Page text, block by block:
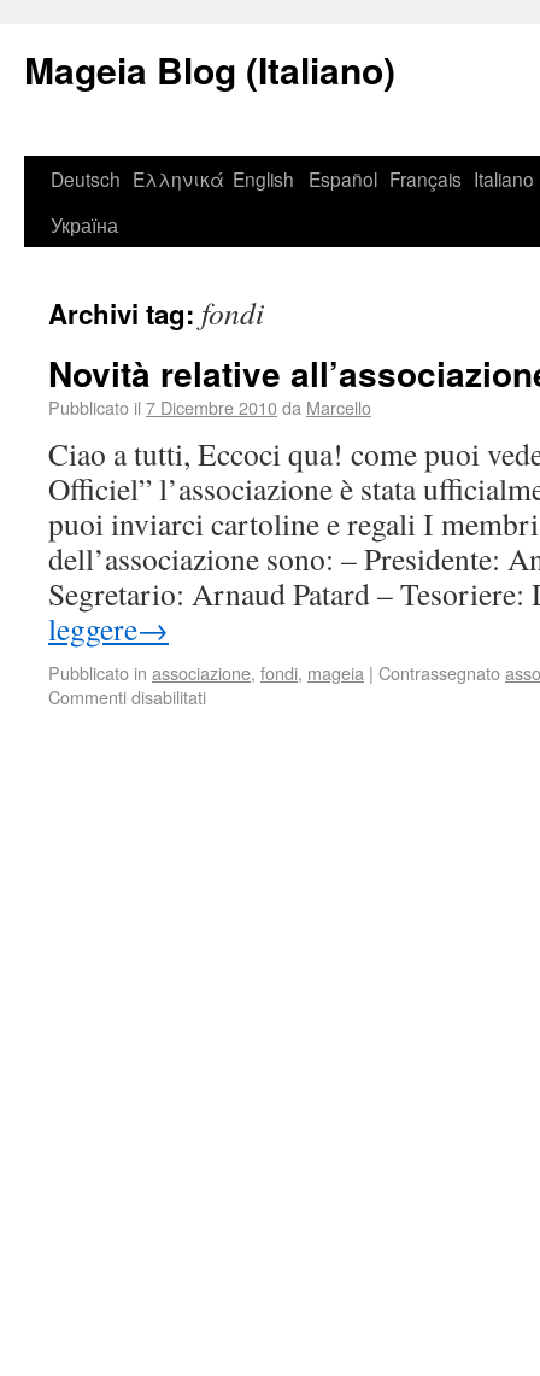
Mageia Blog (Italiano)
Deutsch Ελληνικά English Español Français Italiano
Україна
Archivi tag: fondi
Novità relative
Pubblicato il 7 Dicembre 2010da Marcello
Ciao a tutti, Eccoci qua! come puoi
Officiel” l’associazione è stata
puoi inviarci cartoline e regali I
dell’associazione sono: – Presidente:
Segretario: Arnaud Patard –
leggere→
Pubblicato in associazione, fondi, mageia | Contrassegnato
Commenti disabilitati